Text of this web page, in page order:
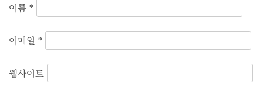
이름 *
이메일 *
웹사이트